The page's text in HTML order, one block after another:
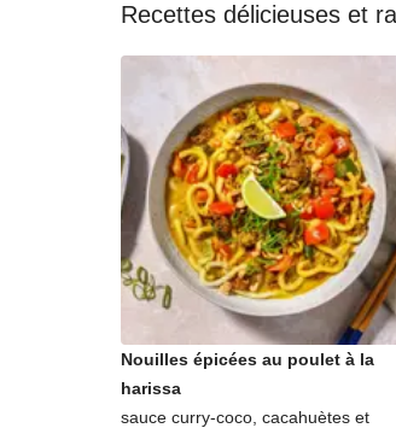
Recettes délicieuses et
Nouilles épicées au poulet à la
harissa
sauce curry-coco, cacahuètes et